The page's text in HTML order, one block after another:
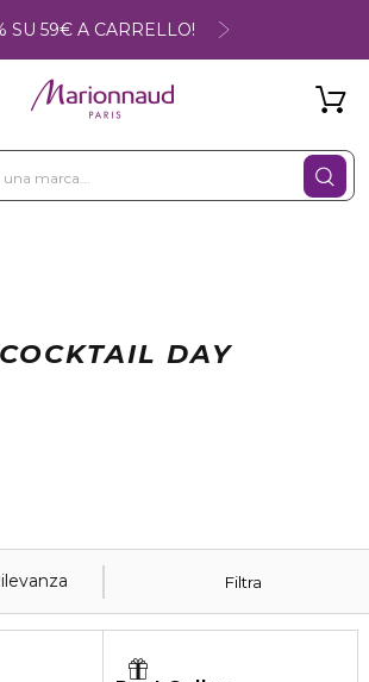
SU 59€ A CARRELLO!
COCKTAIL DAY
Filtra